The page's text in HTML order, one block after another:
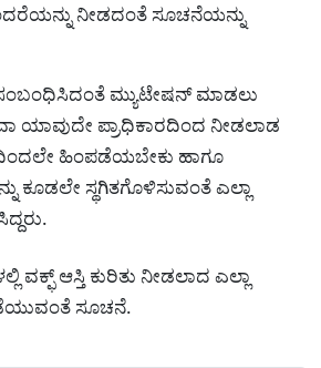
ನೀಡದಂತೆ ಸೂಚನೆಯನ್ನು
ಮ್ಯುಟೇಷನ್ ಮಾಡಲು
ಯಾವುದೇ ಪ್ರಾಧಿಕಾರದಿಂದ ನೀಡಲಾಡ
ಹಿಂಪಡೆಯಬೇಕು ಹಾಗೂ
ಕೂಡಲೇ ಸ್ಥಗಿತಗೊಳಿಸುವಂತೆ ಎಲ್ಲಾ
ವಕ್ಫ್ ಆಸ್ತಿ ಕುರಿತು ನೀಡಲಾದ ಎಲ್ಲಾ
ಸೂಚನೆ.